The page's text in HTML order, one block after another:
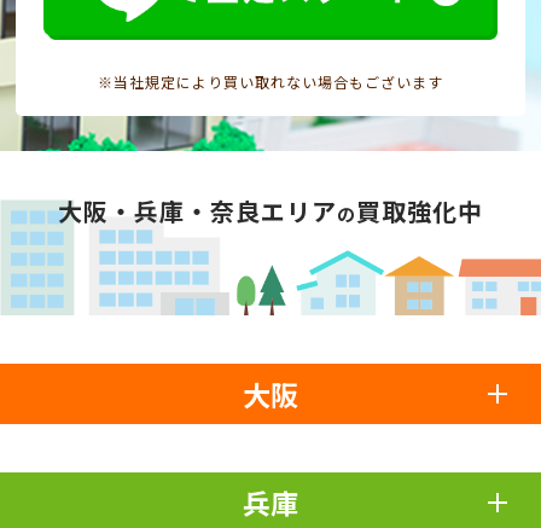
※当社規定により買い取れない場合もございます
大阪・兵庫・奈良エリアの買取強化中
大阪
兵庫